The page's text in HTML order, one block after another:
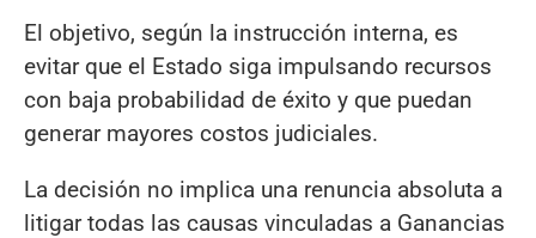
El objetivo, según la instrucción interna, es
evitar que el Estado siga impulsando recursos
con baja probabilidad de éxito y que puedan
generar mayores costos judiciales.
La decisión no implica una renuncia absoluta a
litigar todas las causas vinculadas a Ganancias